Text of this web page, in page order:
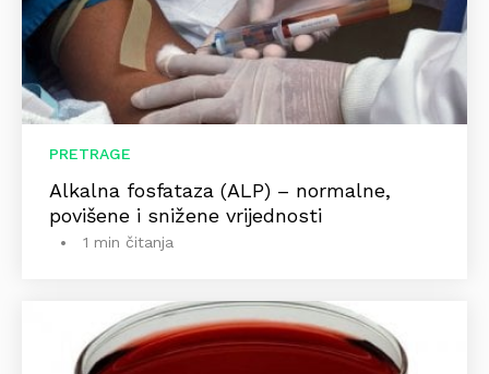
PRETRAGE
Alkalna fosfataza (ALP) – normalne,
povišene i snižene vrijednosti
1 min čitanja